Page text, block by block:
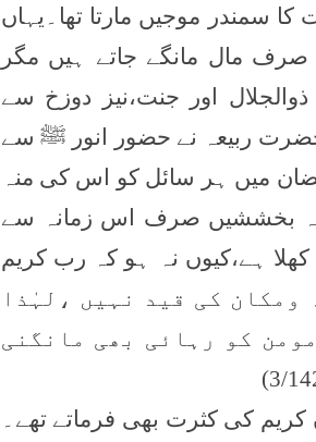
سمندر موجیں مارتا تھا۔یہاں
صرف مال مانگے جاتے ہیں مگر
اور جنت،نیز دوزخ سے
ربیعہ نے حضور انور ﷺ سے
میں ہر سائل کو اس کی منہ
یہ بخششیں صرف اس زمانہ سے
ہے،کیوں نہ ہو کہ رب کریم
ومکان کی قید نہیں ،لہٰذا
کو رہائی بھی مانگنی
کی کثرت بھی فرماتے تھے۔